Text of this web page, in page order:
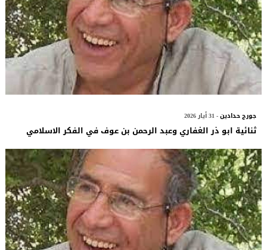
جورج حدادين- 31 أيار 2026
ثنائية ابو ذر الغفاري وعبد الرحمن بن عوف في الفكر الاسلامي